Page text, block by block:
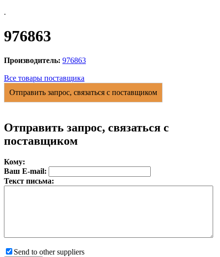
.
976863
Производитель: 976863
Все товары поставщика
Отправить запрос, связаться с поставщиком
Отправить запрос, связаться с
поставщиком
Кому:
Ваш E-mail:
Текст письма:
Send to other suppliers